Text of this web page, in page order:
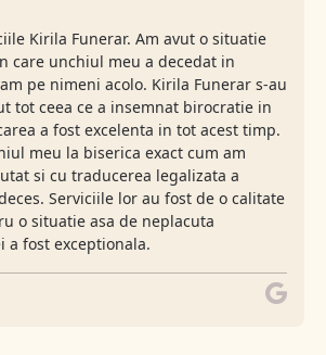
Kirila Funerar. Am avut o situatie
care unchiul meu a decedat in
pe nimeni acolo. Kirila Funerar s-au
tot ceea ce a insemnat birocratie in
a fost excelenta in tot acest timp.
meu la biserica exact cum am
si cu traducerea legalizata a
Serviciile lor au fost de o calitate
o situatie asa de neplacuta
a fost exceptionala.